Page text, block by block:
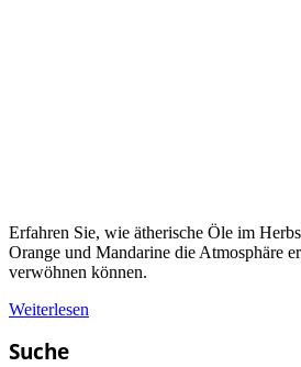
Erfahren Sie, wie ätherische Öle im
Orange und Mandarine die Atmosphäre
verwöhnen können.
Weiterlesen
Suche